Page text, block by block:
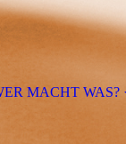
MACHT WAS?